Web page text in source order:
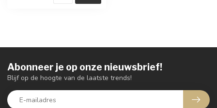
Abonneer je op onze nieuwsbrief!
Blijf op de hoogte van de laatste trends!